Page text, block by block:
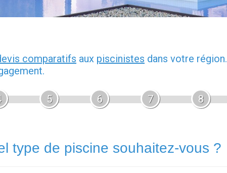
comparatifs aux piscinistes dans votre région.
5 6 7 8
type de piscine souhaitez-vous ?